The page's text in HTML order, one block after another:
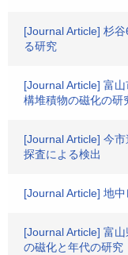
[Journal Article] 杉
る研究
[Journal Article] 富
構堆積物の磁化の研
[Journal Article] 今
探査による検出
[Journal Article] 地
[Journal Article] 富
の磁化と年代の研究